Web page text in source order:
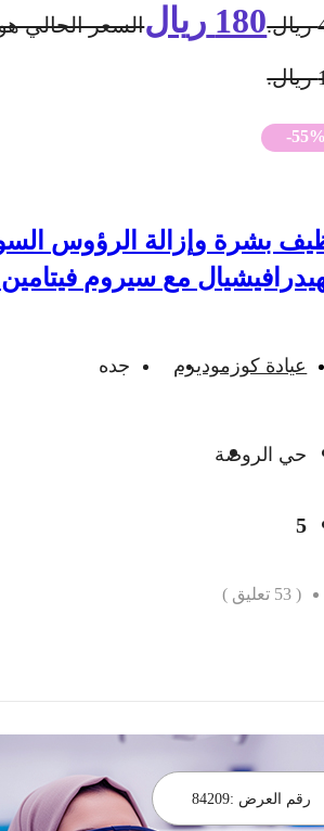
180 ريالالسعر الحالي
-55%
بشرة وإزالة الرؤوس
مع سيروم
عيادة كوزموديرم جده
حي الروضة
5
(
53 تعليق )
رقم العرض :84209